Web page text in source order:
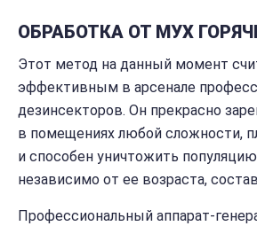
ОБРАБОТКА ОТ МУХ
Этот метод на данный момент
эффективным в арсенале
дезинсекторов. Он прекрасно
в помещениях любой сложности,
и способен уничтожить
независимо от ее возраста,
Профессиональный аппарат-